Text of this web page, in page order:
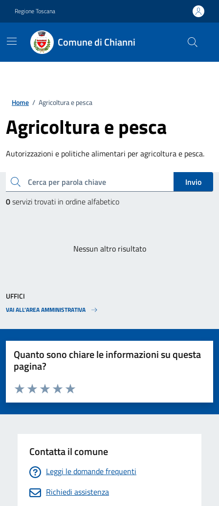
Regione Toscana
Comune di Chianni
Home / Agricoltura e pesca
Agricoltura e pesca
Autorizzazioni e politiche alimentari per agricoltura e pesca.
Esplora tutti i servizi
cerca
Invio
0servizi trovati in ordine alfabetico
Nessun altro risultato
UFFICI
VAI ALL’AREA AMMINISTRATIVA
Quanto sono chiare le informazioni su questa
pagina?
Valuta da 1 a 5 stelle la pagina
Valuta 5 stelle su 5
Valuta 4 stelle su 5
Valuta 3 stelle su 5
Valuta 2 stelle su 5
Valuta 1 stelle su 5
Contatta il comune
Leggi le domande frequenti
Richiedi assistenza